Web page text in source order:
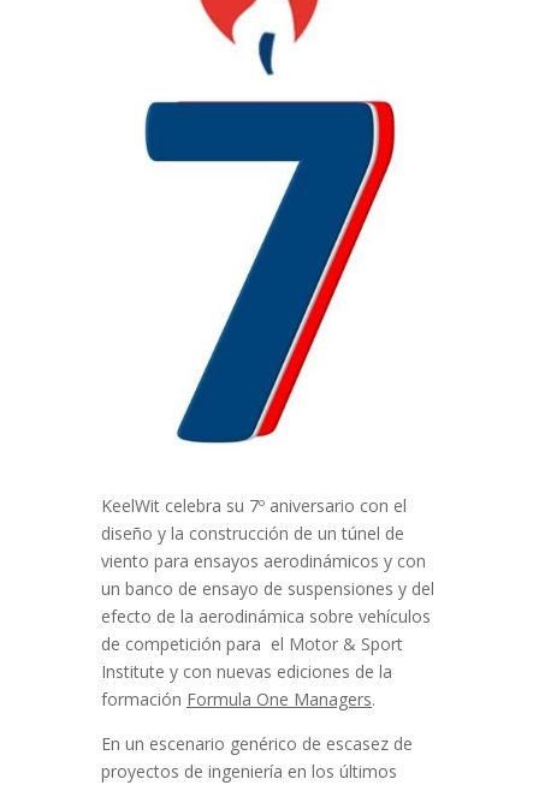
KeelWit celebra su 7º aniversario con el
diseño y la construcción de un túnel de
viento para ensayos aerodinámicos y con
un banco de ensayo de suspensiones y del
efecto de la aerodinámica sobre vehículos
de competición para el Motor & Sport
Institute y con nuevas ediciones de la
formación Formula One Managers.
En un escenario genérico de escasez de
proyectos de ingeniería en los últimos